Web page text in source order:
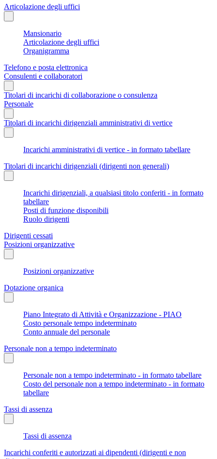
Articolazione degli uffici
Mansionario
Articolazione degli uffici
Organigramma
Telefono e posta elettronica
Consulenti e collaboratori
Titolari di incarichi di collaborazione o consulenza
Personale
Titolari di incarichi dirigenziali amministrativi di vertice
Incarichi amministrativi di vertice - in formato tabellare
Titolari di incarichi dirigenziali (dirigenti non generali)
Incarichi dirigenziali, a qualsiasi titolo conferiti - in formato
tabellare
Posti di funzione disponibili
Ruolo dirigenti
Dirigenti cessati
Posizioni organizzative
Posizioni organizzative
Dotazione organica
Piano Integrato di Attività e Organizzazione - PIAO
Costo personale tempo indeterminato
Conto annuale del personale
Personale non a tempo indeterminato
Personale non a tempo indeterminato - in formato tabellare
Costo del personale non a tempo indeterminato - in formato
tabellare
Tassi di assenza
Tassi di assenza
Incarichi conferiti e autorizzati ai dipendenti (dirigenti e non